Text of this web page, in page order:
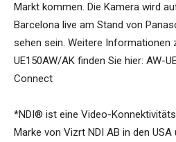
Markt kommen. Die Kamera wird
Barcelona live am Stand von
sehen sein. Weitere Informationen
UE150AW/AK finden Sie hier: AW-
Connect
*NDI® ist eine Video-
Marke von Vizrt NDI AB in den